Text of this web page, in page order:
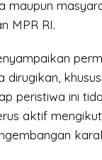
maupun
MPR RI.
peristiwa ini
aktif